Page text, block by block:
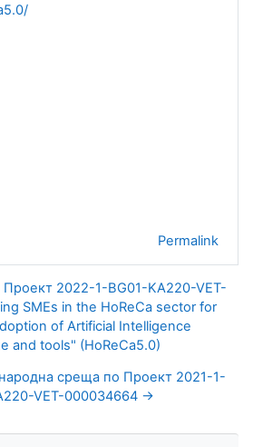
Permalink
2022-1-BG01-KA220-VET-
SMEs in the HoReCa sector for
of Artificial Intelligence
and tools" (HoReCa5.0)
среща по Проект 2021-1-
VET-000034664 →